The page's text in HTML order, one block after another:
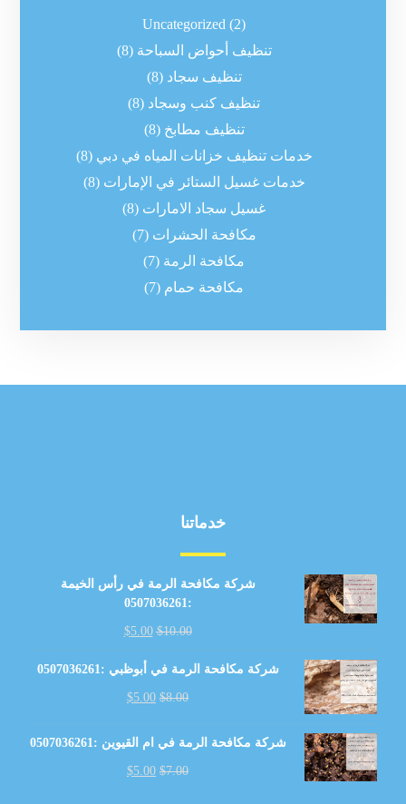
Uncategorized (2)
تنظيف أحواض السباحة (8)
تنظيف سجاد (8)
تنظيف كنب وسجاد (8)
تنظيف مطابخ (8)
خدمات تنظيف خزانات المياه في دبي (8)
خدمات غسيل الستائر في الإمارات (8)
غسيل سجاد الامارات (8)
مكافحة الحشرات (7)
مكافحة الرمة (7)
مكافحة حمام (7)
خدماتنا
شركة مكافحة الرمة في رأس الخيمة
:0507036261
$10.00
$5.00
شركة مكافحة الرمة في أبوظبي :0507036261
$8.00
$5.00
شركة مكافحة الرمة في ام القيوين :0507036261
$7.00
$5.00